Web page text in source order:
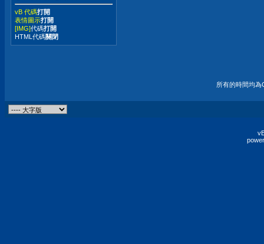
vB 代碼打開
表情圖示打開
[IMG]代碼打開
HTML代碼關閉
所有的時間均為